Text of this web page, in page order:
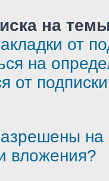
на
от
на
от
вложения?